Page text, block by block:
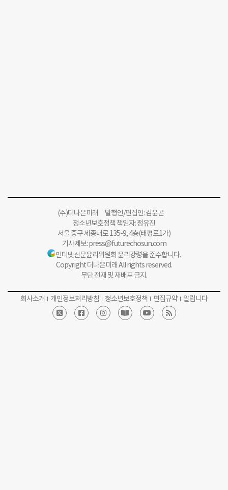
(주)더나은미래 발행인/편집인: 김윤곤
청소년보호정책 책임자: 정유진
서울 중구 세종대로 135-9, 4층(태평로1가)
기사제보:press@futurechosun.com
인터넷신문윤리위원회 윤리강령을 준수합니다.
Copyright 더나은미래 All rights reserved.
무단 전재 및 재배포 금지.
회사소개 개인정보처리방침 청소년보호정책 편집규약 알립니다